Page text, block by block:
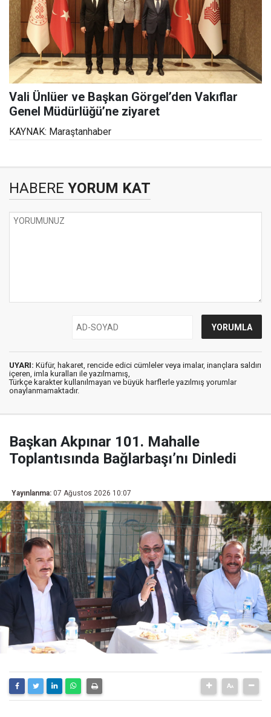
Vali Ünlüer ve Başkan Görgel’den Vakıflar
Genel Müdürlüğü’ne ziyaret
KAYNAK: Maraştanhaber
HABERE YORUM KAT
UYARI: Küfür, hakaret, rencide edici cümleler veya imalar, inançlara saldırı
içeren, imla kuralları ile yazılmamış,
Türkçe karakter kullanılmayan ve büyük harflerle yazılmış yorumlar
onaylanmamaktadır.
Başkan Akpınar 101. Mahalle
Toplantısında Bağlarbaşı’nı Dinledi
Yayınlanma: 07 Ağustos 2026 10:07